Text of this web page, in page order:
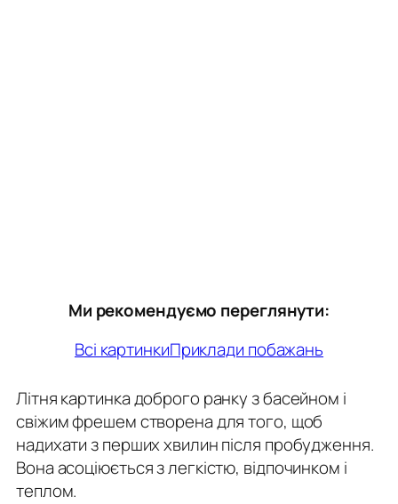
Ми рекомендуємо переглянути:
Всі картинкиПриклади побажань
Літня картинка доброго ранку з басейном і
свіжим фрешем створена для того, щоб
надихати з перших хвилин після пробудження.
Вона асоціюється з легкістю, відпочинком і
теплом.